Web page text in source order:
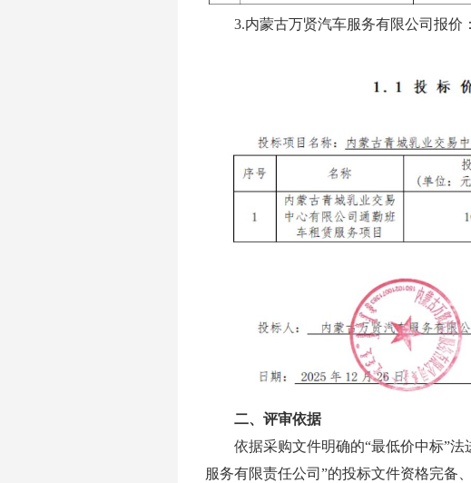
3.内蒙古万贤汽车服务有限公司报价：
二、评审依据
依据采购文件明确的“最低价中标”
服务有限责任公司”的投标文件资格完备